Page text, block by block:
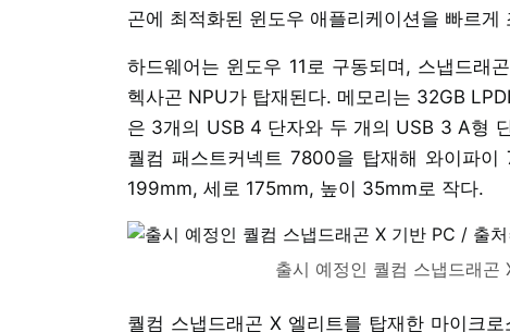
곤에 최적화된 윈도우 애플리케이션을 빠르게
하드웨어는 윈도우 11로 구동되며, 스냅드래
헥사곤 NPU가 탑재된다. 메모리는 32GB
은 3개의 USB 4 단자와 두 개의 USB 3 A형
퀄컴 패스트커넥트 7800을 탑재해 와이파
199mm, 세로 175mm, 높이 35mm로 작다.
출시 예정인 퀄컴 스냅드래
퀄컴 스냅드래곤 X 엘리트를 탑재한 마이크